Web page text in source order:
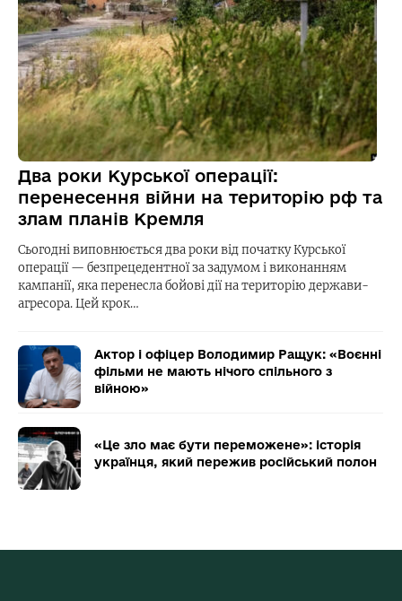
Два роки Курської операції:
перенесення війни на територію рф та
злам планів Кремля
Сьогодні виповнюється два роки від початку Курської
операції — безпрецедентної за задумом і виконанням
кампанії, яка перенесла бойові дії на територію держави-
агресора. Цей крок…
Актор і офіцер Володимир Ращук: «Воєнні
фільми не мають нічого спільного з
війною»
«Це зло має бути переможене»: історія
українця, який пережив російський полон